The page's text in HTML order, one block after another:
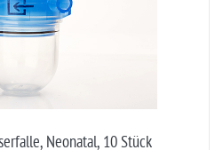
Neonatal, 10 Stück